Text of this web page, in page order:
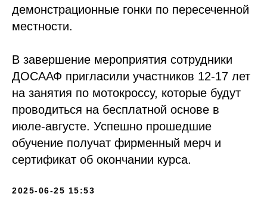
демонстрационные гонки по пересеченной
местности.
В завершение мероприятия сотрудники
ДОСААФ пригласили участников 12-17 лет
на занятия по мотокроссу, которые будут
проводиться на бесплатной основе в
июле-августе. Успешно прошедшие
обучение получат фирменный мерч и
сертификат об окончании курса.
2025-06-25 15:53